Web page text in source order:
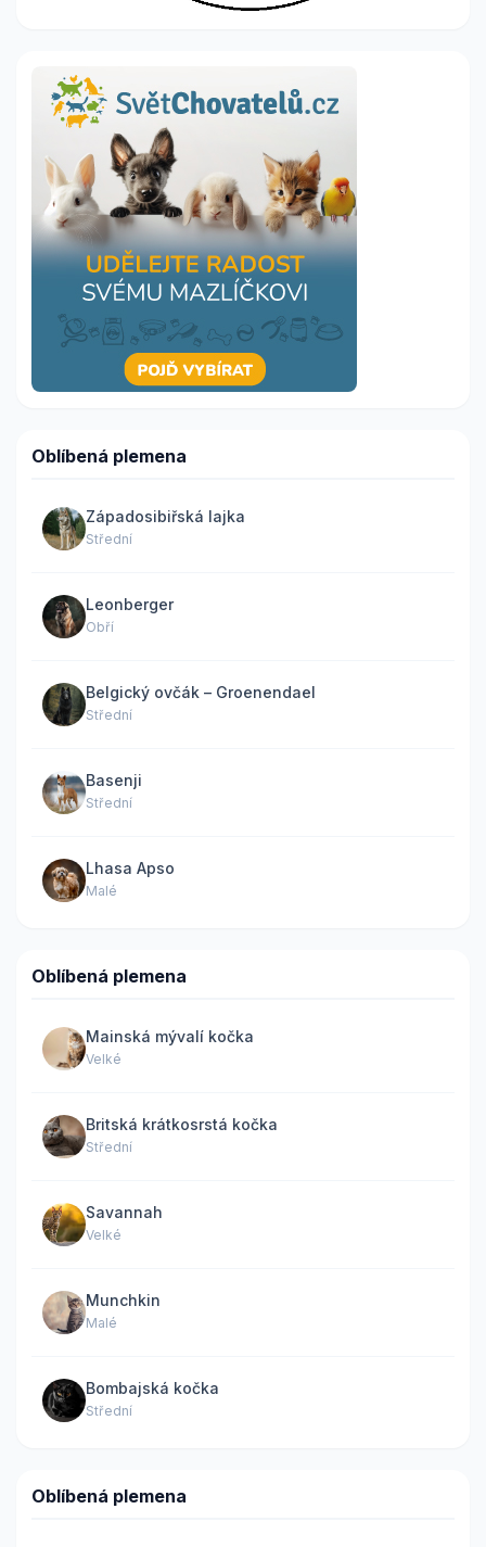
Oblíbená plemena
Západosibiřská lajka
Střední
Leonberger
Obří
Belgický ovčák – Groenendael
Střední
Basenji
Střední
Lhasa Apso
Malé
Oblíbená plemena
Mainská mývalí kočka
Velké
Britská krátkosrstá kočka
Střední
Savannah
Velké
Munchkin
Malé
Bombajská kočka
Střední
Oblíbená plemena